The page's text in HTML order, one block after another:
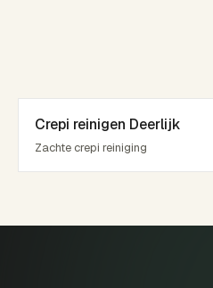
Crepi reinigen Deerlijk
Zachte crepi reiniging